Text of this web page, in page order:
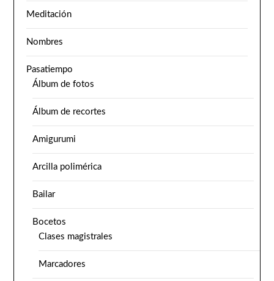
Meditación
Nombres
Pasatiempo
Álbum de fotos
Álbum de recortes
Amigurumi
Arcilla polimérica
Bailar
Bocetos
Clases magistrales
Marcadores